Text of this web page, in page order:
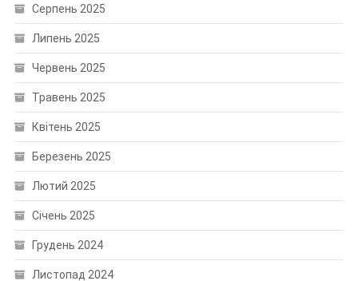
Серпень 2025
Липень 2025
Червень 2025
Травень 2025
Квітень 2025
Березень 2025
Лютий 2025
Січень 2025
Грудень 2024
Листопад 2024